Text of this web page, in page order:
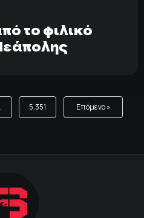
το φιλικό
5.351 Επόμενο »